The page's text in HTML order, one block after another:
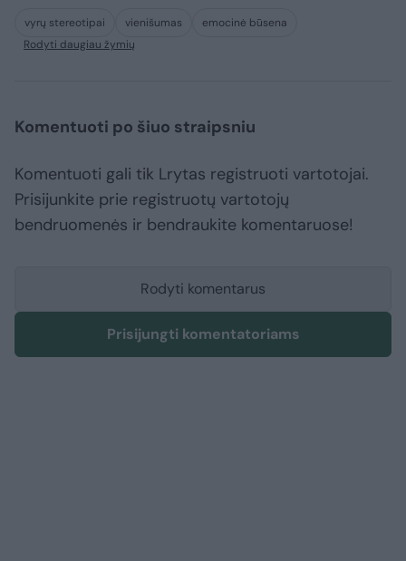
vyrų stereotipai vienišumas
emocinė būsena
Rodyti daugiau žymių
Komentuoti po šiuo straipsniu
Komentuoti gali tik Lrytas registruoti vartotojai.
Prisijunkite prie registruotų vartotojų
bendruomenės ir bendraukite komentaruose!
Rodyti komentarus
Prisijungti komentatoriams